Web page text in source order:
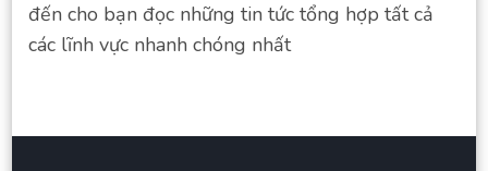
đến cho bạn đọc những tin tức tổng hợp tất cả
các lĩnh vực nhanh chóng nhất